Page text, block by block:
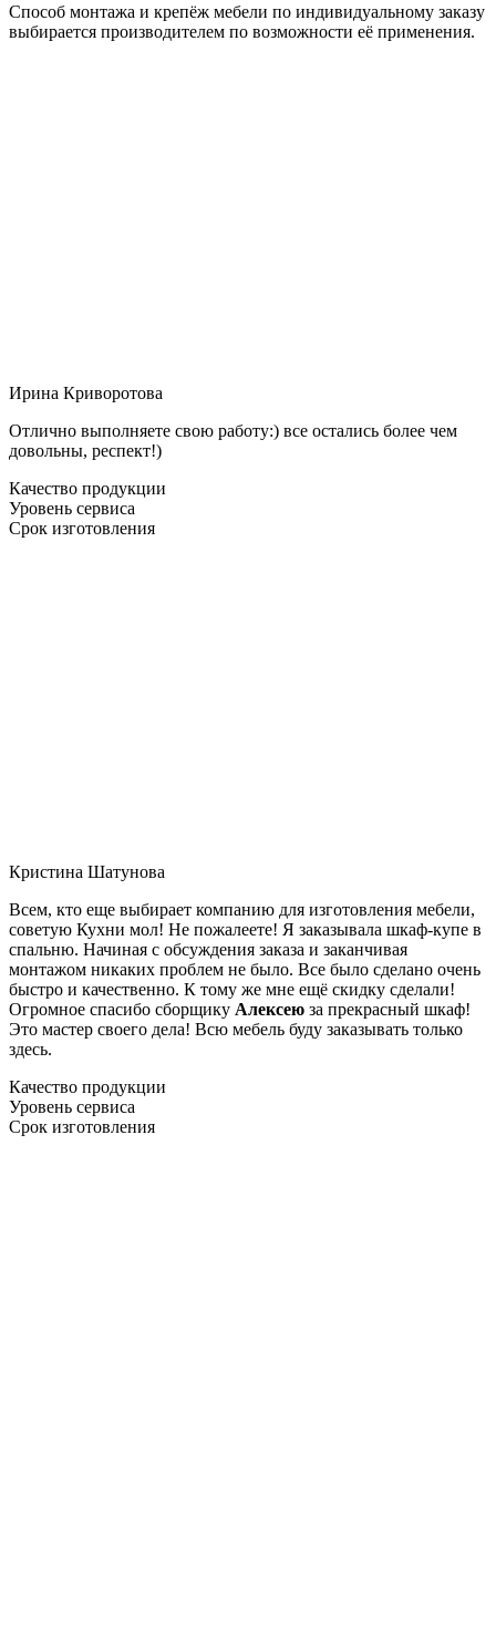
Способ монтажа и крепёж мебели по индивидуальному заказу
выбирается производителем по возможности её применения.
Ирина Криворотова
Отлично выполняете свою работу:) все остались более чем
довольны, респект!)
Качество продукции
Уровень сервиса
Срок изготовления
Кристина Шатунова
Всем, кто еще выбирает компанию для изготовления мебели,
советую Кухни мол! Не пожалеете! Я заказывала шкаф-купе в
спальню. Начиная с обсуждения заказа и заканчивая
монтажом никаких проблем не было. Все было сделано очень
быстро и качественно. К тому же мне ещё скидку сделали!
Огромное спасибо сборщику Алексею за прекрасный шкаф!
Это мастер своего дела! Всю мебель буду заказывать только
здесь.
Качество продукции
Уровень сервиса
Срок изготовления